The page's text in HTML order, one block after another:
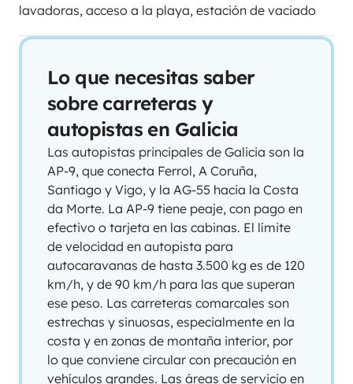
lavadoras, acceso a la playa, estación de vaciado
Lo que necesitas saber
sobre carreteras y
autopistas en Galicia
Las autopistas principales de Galicia son la
AP-9, que conecta Ferrol, A Coruña,
Santiago y Vigo, y la AG-55 hacia la Costa
da Morte. La AP-9 tiene peaje, con pago en
efectivo o tarjeta en las cabinas. El límite
de velocidad en autopista para
autocaravanas de hasta 3.500 kg es de 120
km/h, y de 90 km/h para las que superan
ese peso. Las carreteras comarcales son
estrechas y sinuosas, especialmente en la
costa y en zonas de montaña interior, por
lo que conviene circular con precaución en
vehículos grandes. Las áreas de servicio en